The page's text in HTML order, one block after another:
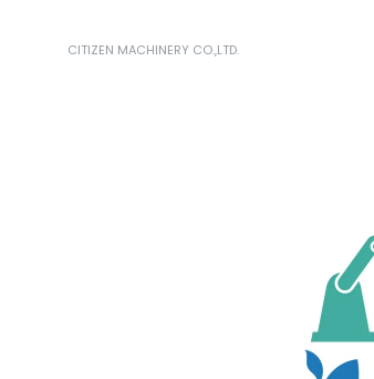
CITIZEN MACHINERY CO.,LTD.